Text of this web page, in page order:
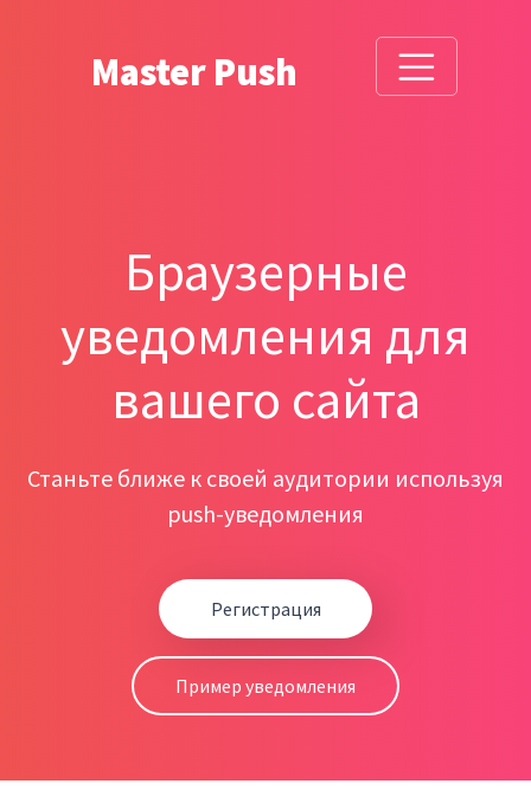
Master Push
Браузерные
уведомления для
вашего сайта
Станьте ближе к своей аудитории используя
push-уведомления
Регистрация
Пример уведомления